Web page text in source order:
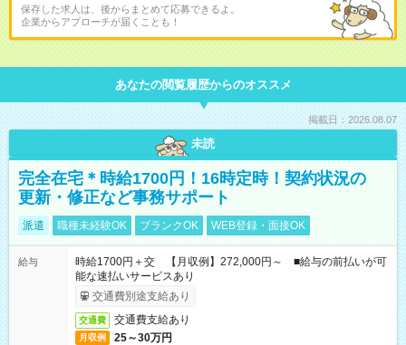
保存した求人は、後からまとめて応募できるよ。
企業からアプローチが届くことも！
あなたの閲覧履歴からのオススメ
掲載日：2026.08.07
未読
完全在宅＊時給1700円！16時定時！契約状況の
更新・修正など事務サポート
派遣 職種未経験OK ブランクOK WEB登録・面接OK
給与
時給1700円＋交 【月収例】272,000円～ ■給与の前払いが可
能な速払いサービスあり
交通費別途支給あり
交通費 交通費支給あり
月収例 25～30万円